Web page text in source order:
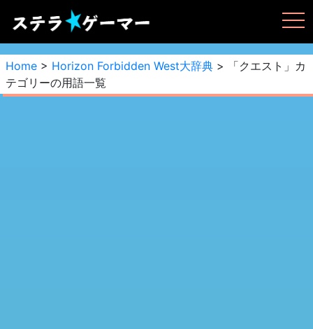
Home > Horizon Forbidden West大辞典 > 「クエスト」カ
テゴリーの用語一覧